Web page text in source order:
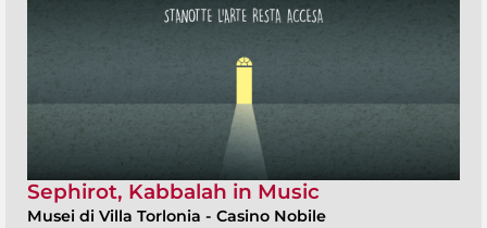
Sephirot, Kabbalah in Music
Musei di Villa Torlonia - Casino Nobile